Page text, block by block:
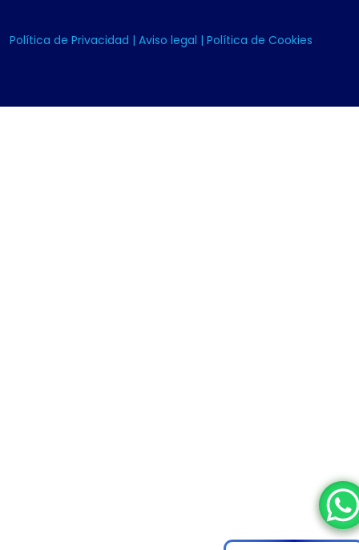
Política de Privacidad | Aviso legal | Política de Cookies